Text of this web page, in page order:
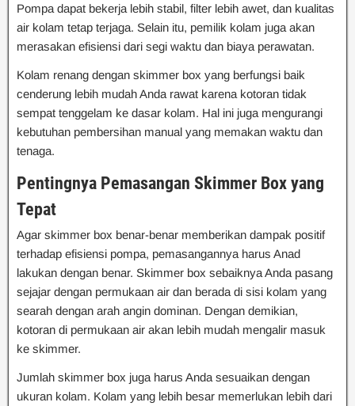
Pompa dapat bekerja lebih stabil, filter lebih awet, dan kualitas
air kolam tetap terjaga. Selain itu, pemilik kolam juga akan
merasakan efisiensi dari segi waktu dan biaya perawatan.
Kolam renang dengan skimmer box yang berfungsi baik
cenderung lebih mudah Anda rawat karena kotoran tidak
sempat tenggelam ke dasar kolam. Hal ini juga mengurangi
kebutuhan pembersihan manual yang memakan waktu dan
tenaga.
Pentingnya Pemasangan Skimmer Box yang
Tepat
Agar skimmer box benar-benar memberikan dampak positif
terhadap efisiensi pompa, pemasangannya harus Anad
lakukan dengan benar. Skimmer box sebaiknya Anda pasang
sejajar dengan permukaan air dan berada di sisi kolam yang
searah dengan arah angin dominan. Dengan demikian,
kotoran di permukaan air akan lebih mudah mengalir masuk
ke skimmer.
Jumlah skimmer box juga harus Anda sesuaikan dengan
ukuran kolam. Kolam yang lebih besar memerlukan lebih dari